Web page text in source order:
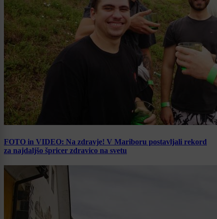
FOTO in VIDEO: Na zdravje! V Mariboru postavljali rekord
za najdaljšo špricer zdravico na svetu